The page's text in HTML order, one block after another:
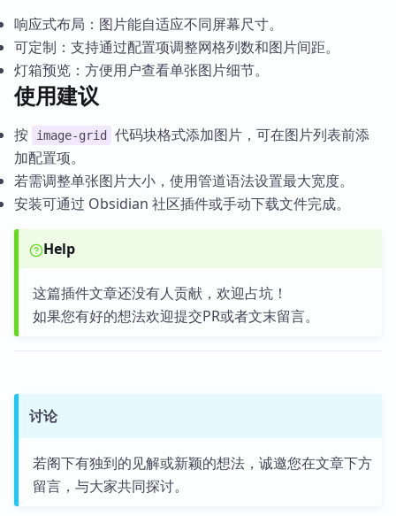
响应式布局：图片能自适应不同屏幕尺寸。
可定制：支持通过配置项调整网格列数和图片间距。
灯箱预览：方便用户查看单张图片细节。
使用建议
按 image-grid
代码块格式添加图片，可在图片列表前添
加配置项。
若需调整单张图片大小，使用管道语法设置最大宽度。
安装可通过 Obsidian 社区插件或手动下载文件完成。
Help
这篇插件文章还没有人贡献，欢迎占坑！
如果您有好的想法欢迎提交PR或者文末留言。
讨论
若阁下有独到的见解或新颖的想法，诚邀您在文章下方
留言，与大家共同探讨。